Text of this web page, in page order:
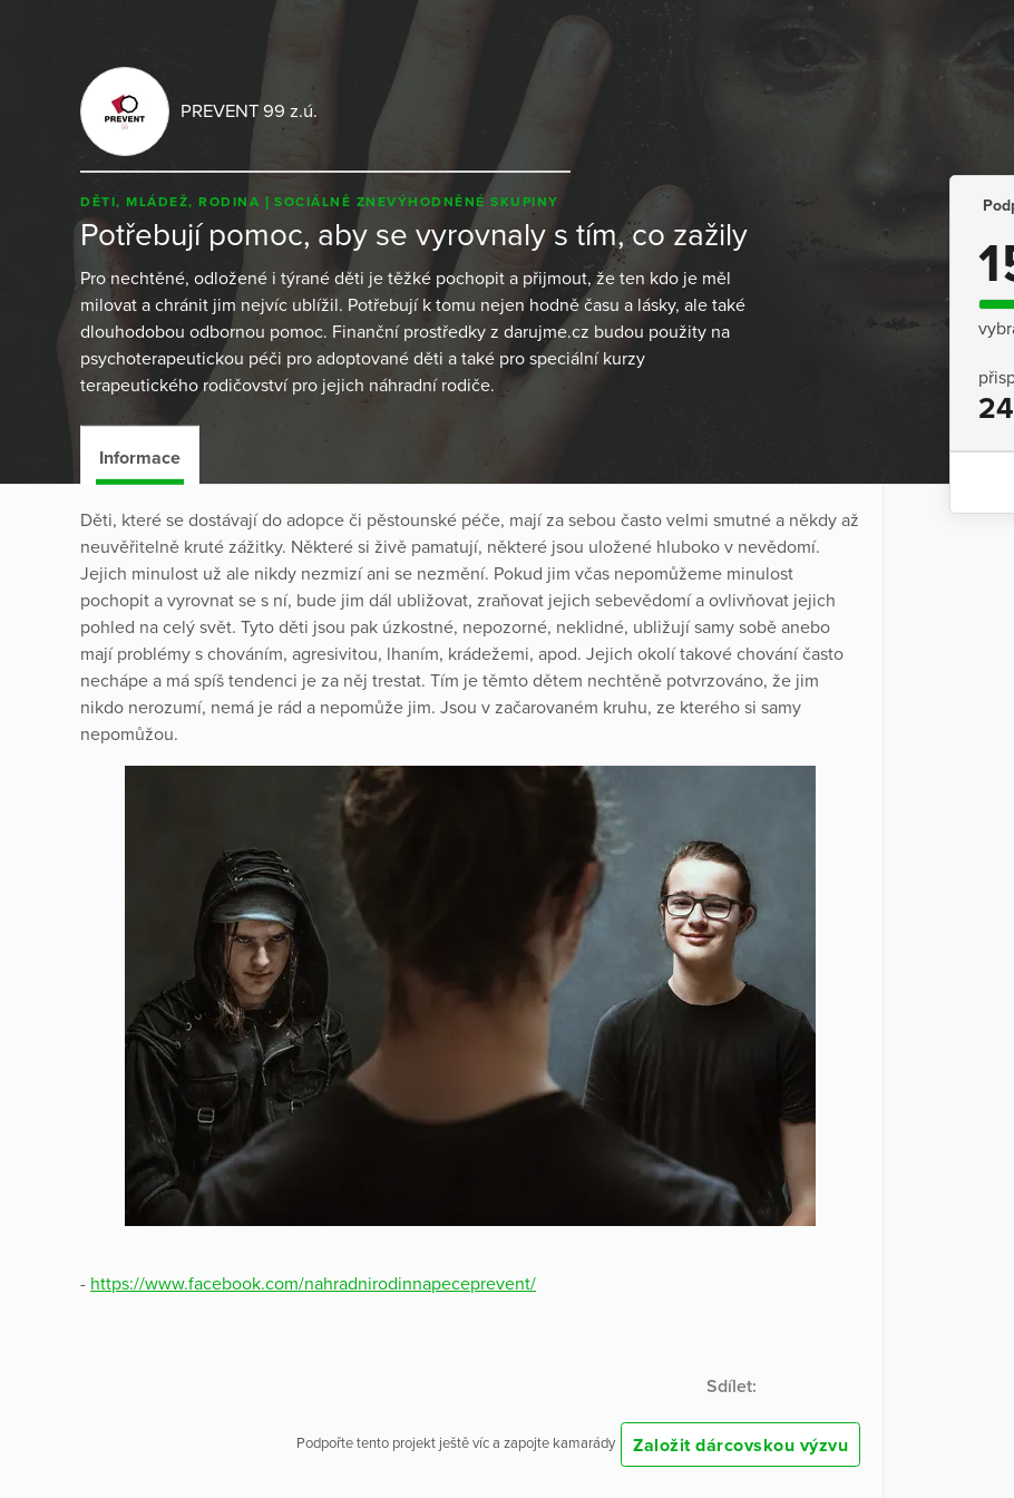
PREVENT 99 z.ú.
DĚTI, MLÁDEŽ, RODINA SOCIÁLNĚ ZNEVÝHODNĚNÉ SKUPINY
Potřebují pomoc, aby se vyrovnaly s tím, co zažily
Pro nechtěné, odložené i týrané děti je těžké pochopit a přijmout, že ten kdo je měl
milovat a chránit jim nejvíc ublížil. Potřebují k tomu nejen hodně času a lásky, ale také
dlouhodobou odbornou pomoc. Finanční prostředky z darujme.cz budou použity na
psychoterapeutickou péči pro adoptované děti a také pro speciální kurzy
terapeutického rodičovství pro jejich náhradní rodiče.
Informace
Děti, které se dostávají do adopce či pěstounské péče, mají za sebou často velmi smutné a někdy až
neuvěřitelně kruté zážitky. Některé si živě pamatují, některé jsou uložené hluboko v nevědomí.
Jejich minulost už ale nikdy nezmizí ani se nezmění. Pokud jim včas nepomůžeme minulost
pochopit a vyrovnat se s ní, bude jim dál ubližovat, zraňovat jejich sebevědomí a ovlivňovat jejich
pohled na celý svět. Tyto děti jsou pak úzkostné, nepozorné, neklidné, ubližují samy sobě anebo
mají problémy s chováním, agresivitou, lhaním, krádežemi, apod. Jejich okolí takové chování často
nechápe a má spíš tendenci je za něj trestat. Tím je těmto dětem nechtěně potvrzováno, že jim
nikdo nerozumí, nemá je rád a nepomůže jim. Jsou v začarovaném kruhu, ze kterého si samy
nepomůžou.
- https://www.facebook.com/nahradnirodinnapeceprevent/
Sdílet:
Podpořte tento projekt ještě víc a zapojte kamarády Založit dárcovskou výzvu